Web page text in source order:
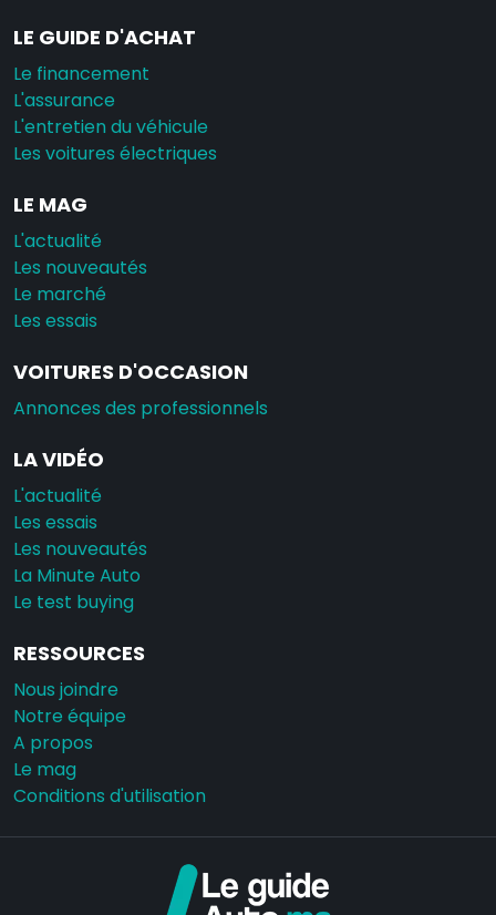
LE GUIDE D'ACHAT
Le financement
L'assurance
L'entretien du véhicule
Les voitures électriques
LE MAG
L'actualité
Les nouveautés
Le marché
Les essais
VOITURES D'OCCASION
Annonces des professionnels
LA VIDÉO
L'actualité
Les essais
Les nouveautés
La Minute Auto
Le test buying
RESSOURCES
Nous joindre
Notre équipe
A propos
Le mag
Conditions d'utilisation